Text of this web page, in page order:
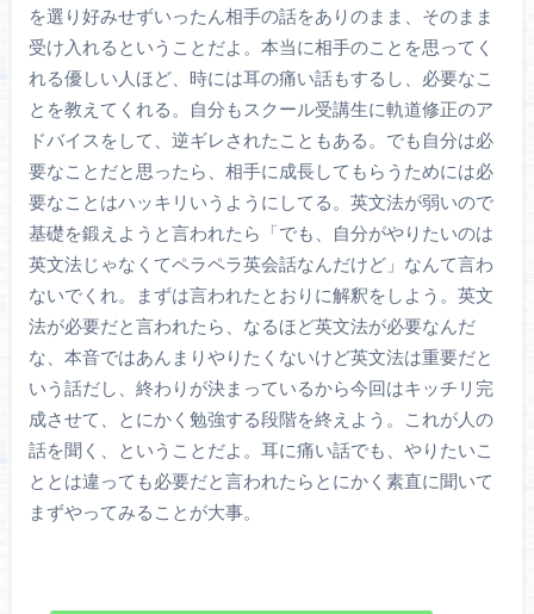
を選り好みせずいったん相手の話をありのまま、そのまま
受け入れるということだよ。本当に相手のことを思ってく
れる優しい人ほど、時には耳の痛い話もするし、必要なこ
とを教えてくれる。自分もスクール受講生に軌道修正のア
ドバイスをして、逆ギレされたこともある。でも自分は必
要なことだと思ったら、相手に成長してもらうためには必
要なことはハッキリいうようにしてる。英文法が弱いので
基礎を鍛えようと言われたら「でも、自分がやりたいのは
英文法じゃなくてペラペラ英会話なんだけど」なんて言わ
ないでくれ。まずは言われたとおりに解釈をしよう。英文
法が必要だと言われたら、なるほど英文法が必要なんだ
な、本音ではあんまりやりたくないけど英文法は重要だと
いう話だし、終わりが決まっているから今回はキッチリ完
成させて、とにかく勉強する段階を終えよう。これが人の
話を聞く、ということだよ。耳に痛い話でも、やりたいこ
ととは違っても必要だと言われたらとにかく素直に聞いて
まずやってみることが大事。